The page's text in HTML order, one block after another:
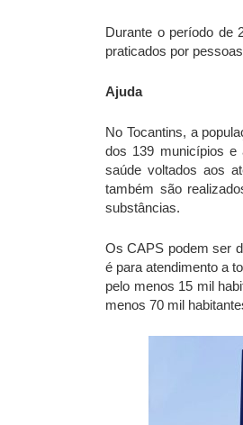
Durante o período de
praticados por
Ajuda
No Tocantins, a
dos 139 municípios e
saúde voltados aos
também são
substâncias.
Os CAPS podem ser
é para atendimento a
pelo menos 15 mil
menos 70 mil